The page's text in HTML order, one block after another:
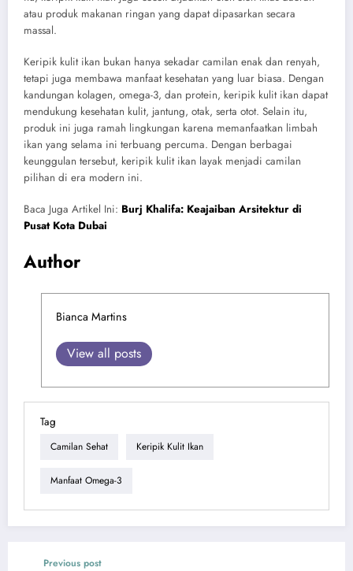
atau produk makanan ringan yang dapat dipasarkan secara
massal.
Keripik kulit ikan bukan hanya sekadar camilan enak dan renyah,
tetapi juga membawa manfaat kesehatan yang luar biasa. Dengan
kandungan kolagen, omega-3, dan protein, keripik kulit ikan dapat
mendukung kesehatan kulit, jantung, otak, serta otot. Selain itu,
produk ini juga ramah lingkungan karena memanfaatkan limbah
ikan yang selama ini terbuang percuma. Dengan berbagai
keunggulan tersebut, keripik kulit ikan layak menjadi camilan
pilihan di era modern ini.
Baca Juga Artikel Ini: Burj Khalifa: Keajaiban Arsitektur di
Pusat Kota Dubai
Author
Bianca Martins
View all posts
Tag
Camilan Sehat Keripik Kulit Ikan
Manfaat Omega-3
Previous post